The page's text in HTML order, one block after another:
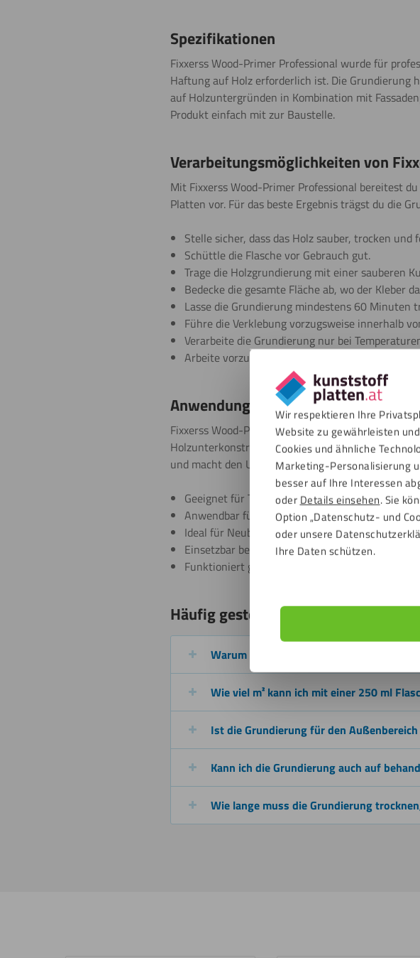
Wir respektieren Ihre
Website zu gewährleisten
Cookies und ähnliche
Marketing-Personalisierung
besser auf Ihre Interessen
oderDetails einsehen. Sie
Option „Datenschutz- und
oder unsere
Ihre Daten schützen.
Spezifikationen
Fixxerss Wood-Primer Professional wurde für
Haftung auf Holz erforderlich ist. Die
auf Holzuntergründen in Kombination mit
Produkt einfach mit zur Baustelle.
Verarbeitungsmöglichkeiten von
Mit Fixxerss Wood-Primer Professional bereitest
Platten vor. Für das beste Ergebnis trägst du die
Stelle sicher, dass das Holz sauber, trocken und
Schüttle die Flasche vor Gebrauch gut.
Trage die Holzgrundierung mit einer sauberen
Bedecke die gesamte Fläche ab, wo der Kleber
Lasse die Grundierung mindestens 60 Minuten
Führe die Verklebung vorzugsweise innerhalb
Verarbeite die Grundierung nur bei
Arbeite vorzugsweise bei trockenen
Anwendungen von Fixxerss Wood-
Fixxerss Wood-Primer Professional wurde für
Holzunterkonstruktionen verklebt werden. Diese
und macht den Untergrund für eine dauerhafte
Geeignet für Trespa® und HPL Platten auf
Anwendbar für Fassadenverkleidungen,
Ideal für Neubau-, Renovierungs- und
Einsetzbar bei Projekten, bei denen eine starke
Funktioniert gut in Kombination mit Fixxerss
Häufig gestellte Fragen
Warum benötige ich eine Grundierung
Wie viel m² kann ich mit einer 250 ml
Ist die Grundierung für den
Kann ich die Grundierung auch auf
Wie lange muss die Grundierung